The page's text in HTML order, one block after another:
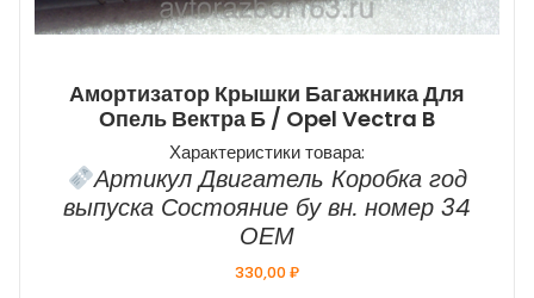
Амортизатор Крышки Багажника Для
Опель Вектра Б / Opel Vectra B
Характеристики товара:
Артикул Двигатель Коробка год
выпуска Состояние бу вн. номер 34
ОЕМ
330,00₽